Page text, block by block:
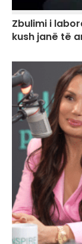
Zbulimi i
kush janë të